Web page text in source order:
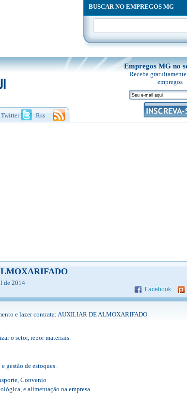
BUSCAR NO EMPREGOS MG
Twitter Rss
Empregos MG no
Receba
empregos
de 2014
Facebook
e lazer contrata: AUXILIAR DE ALMOXARIFADO
o setor, repor materiais.
gestão de estoques.
Convenio
e alimentação na empresa.